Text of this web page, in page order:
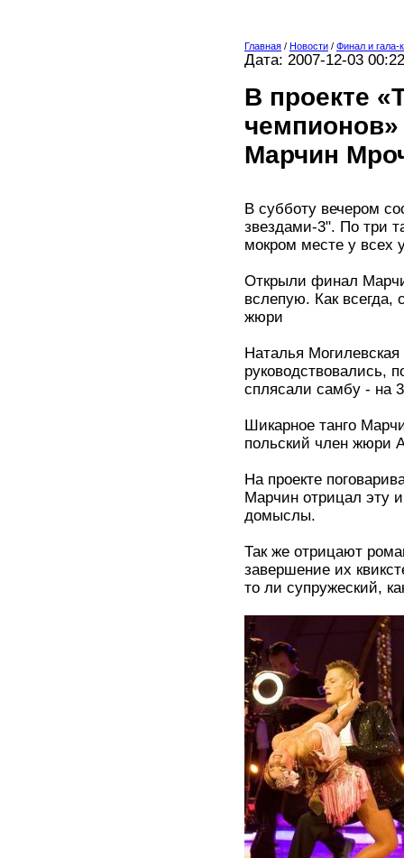
Главная / Новости / Финал и гала-
Дата: 2007-12-03 00:22
В проекте
чемпионов»
Марчин
В субботу вечером
звездами-3". По три
мокром месте у всех
Открыли финал
вслепую. Как
жюри
Наталья
руководствовались,
сплясали самбу - на
Шикарное танго
польский член жюри
На проекте
Марчин отрицал эту
домыслы.
Так же отрицают
завершение их
то ли супружеский,